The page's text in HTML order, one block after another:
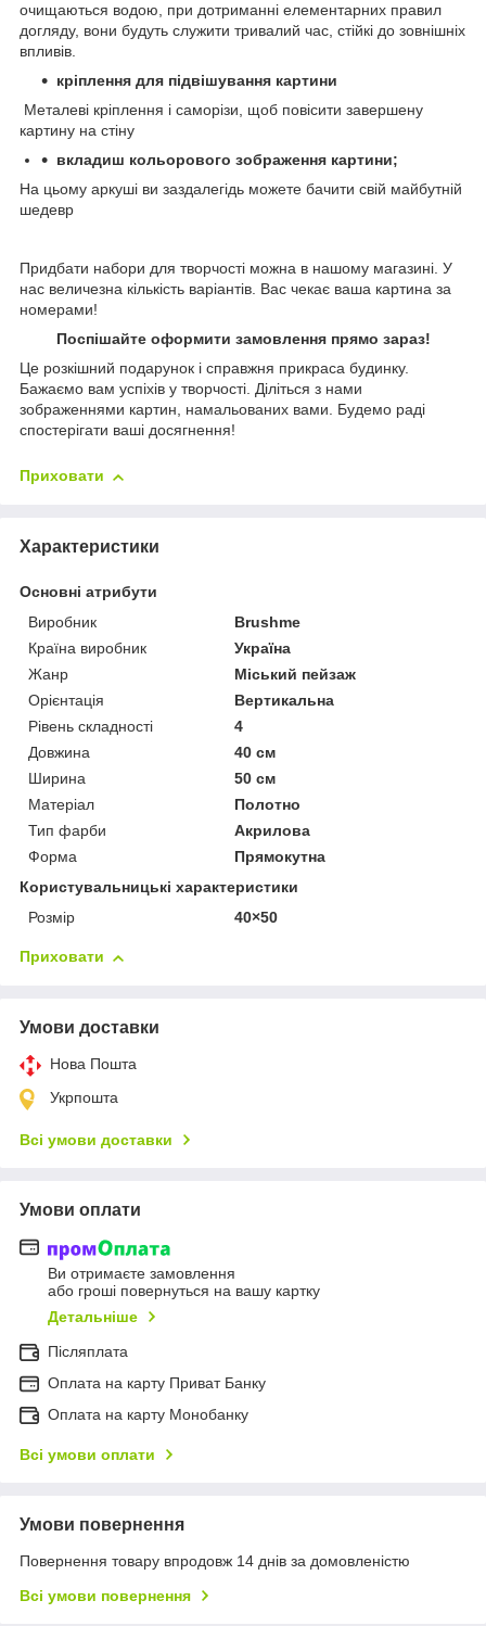
очищаються водою, при дотриманні елементарних правил
догляду, вони будуть служити тривалий час, стійкі до зовнішніх
впливів.
кріплення для підвішування картини
Металеві кріплення і саморізи, щоб повісити завершену
картину на стіну
вкладиш кольорового зображення картини;
На цьому аркуші ви заздалегідь можете бачити свій майбутній
шедевр
Придбати набори для творчості можна в нашому магазині. У
нас величезна кількість варіантів. Вас чекає ваша картина за
номерами!
Поспішайте оформити замовлення прямо зараз!
Це розкішний подарунок і справжня прикраса будинку.
Бажаємо вам успіхів у творчості. Діліться з нами
зображеннями картин, намальованих вами. Будемо раді
спостерігати ваші досягнення!
Приховати
Характеристики
Основні атрибути
Виробник
Brushme
Країна виробник
Україна
Жанр
Міський пейзаж
Орієнтація
Вертикальна
Рівень складності
4
Довжина
40 см
Ширина
50 см
Матеріал
Полотно
Тип фарби
Акрилова
Форма
Прямокутна
Користувальницькі характеристики
Розмір
40×50
Приховати
Умови доставки
Нова Пошта
Укрпошта
Всі умови доставки
Умови оплати
Ви отримаєте замовлення
або гроші повернуться на вашу картку
Детальніше
Післяплата
Оплата на карту Приват Банку
Оплата на карту Монобанку
Всі умови оплати
Умови повернення
Повернення товару впродовж 14 днів за домовленістю
Всі умови повернення